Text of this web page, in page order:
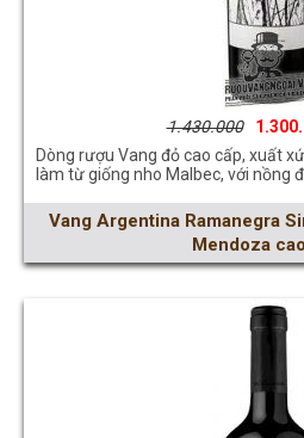
1.430.000
Dòng rượu Vang đỏ cao cấp, xuất
làm từ giống nho Malbec, với nồng
Vang Argentina Ramanegra
Mendoza